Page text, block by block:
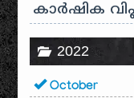
കാർഷിക
2022
October